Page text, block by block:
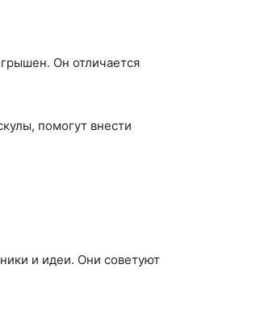
Он отличается
помогут внести
и идеи. Они советуют